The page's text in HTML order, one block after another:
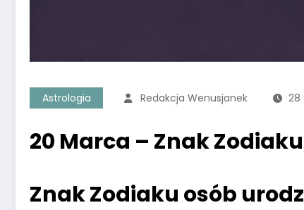
Astrologia Redakcja Wenusjanek 28
20 Marca – Znak
Znak Zodiaku osób